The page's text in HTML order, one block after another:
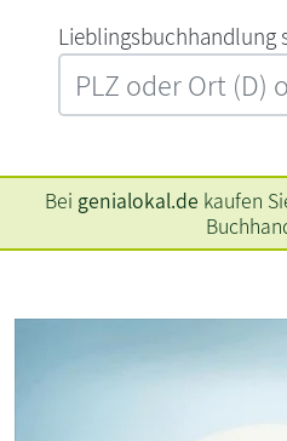
L‍i‍e‍b‍l‍i‍n‍g‍s‍b‍u‍c‍h‍h‍a‍n‍d‍l‍u‍n‍g‍
Bei genialokal.de kaufen